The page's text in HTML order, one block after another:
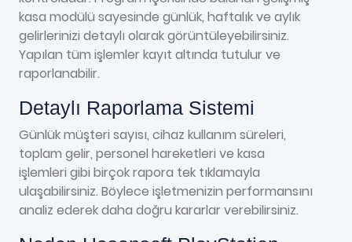
kasa modülü sayesinde günlük, haftalık ve aylık
gelirlerinizi detaylı olarak görüntüleyebilirsiniz.
Yapılan tüm işlemler kayıt altında tutulur ve
raporlanabilir.
Detaylı Raporlama Sistemi
Günlük müşteri sayısı, cihaz kullanım süreleri,
toplam gelir, personel hareketleri ve kasa
işlemleri gibi birçok rapora tek tıklamayla
ulaşabilirsiniz. Böylece işletmenizin performansını
analiz ederek daha doğru kararlar verebilirsiniz.